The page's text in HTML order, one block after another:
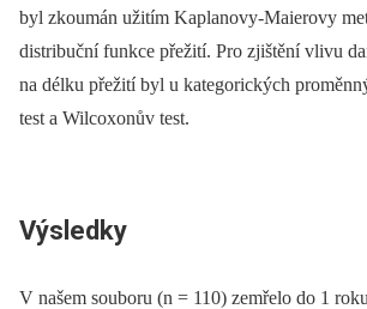
byl zkoumán užitím Kaplanovy-Maierovy
distribuční funkce přežití. Pro zjištění vlivu
na délku přežití byl u kategorických
test a Wilcoxonův test.
Výsledky
V našem souboru (n = 110) zemřelo do 1